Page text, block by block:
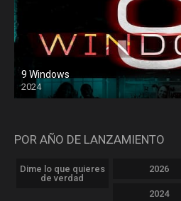
9 Windows
2024
POR AÑO DE LANZAMIENTO
Dime lo que quieres
de verdad
2026
2024